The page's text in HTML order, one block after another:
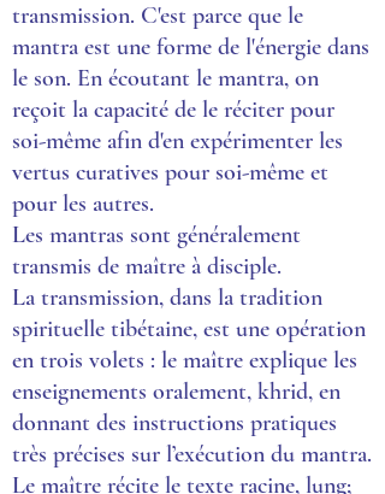
transmission. C'est parce que le
mantra est une forme de l'énergie dans
le son. En écoutant le mantra, on
reçoit la capacité de le réciter pour
soi-même afin d'en expérimenter les
vertus curatives pour soi-même et
pour les autres.
Les mantras sont généralement
transmis de maître à disciple.
La transmission, dans la tradition
spirituelle tibétaine, est une opération
en trois volets : le maître explique les
enseignements oralement, khrid, en
donnant des instructions pratiques
très précises sur l’exécution du mantra.
Le maître récite le texte racine, lung;